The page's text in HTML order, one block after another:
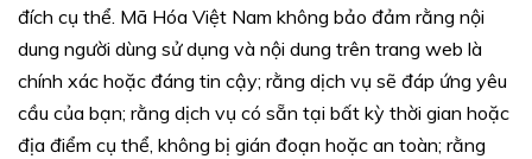
đích cụ thể. Mã Hóa Việt Nam không bảo đảm rằng nội
dung người dùng sử dụng và nội dung trên trang web là
chính xác hoặc đáng tin cậy; rằng dịch vụ sẽ đáp ứng yêu
cầu của bạn; rằng dịch vụ có sẵn tại bất kỳ thời gian hoặc
địa điểm cụ thể, không bị gián đoạn hoặc an toàn; rằng